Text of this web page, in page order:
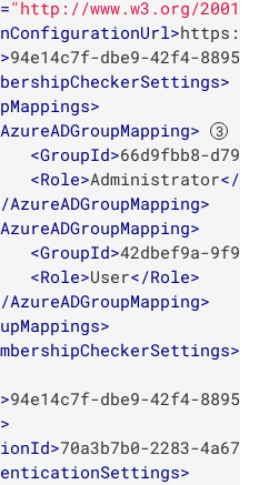
="http://www.w3.org/2001/
>https://
>94e14c7f-dbe9-42f4-8895-
>
>
AzureADGroupMapping>
<GroupId>66d9fbb8-
<Role>Administrator</
AzureADGroupMapping>
AzureADGroupMapping>
<GroupId>42dbef9a-
<Role>User</Role>
AzureADGroupMapping>
>
>
>94e14c7f-dbe9-42f4-8895-
>
>70a3b7b0-2283-4a67-
>